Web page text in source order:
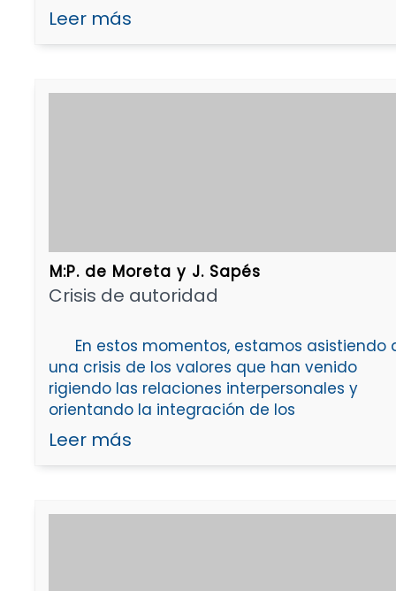
Leer más
M:P. de Moreta y J. Sapés
Crisis de autoridad
En estos momentos, estamos asistiendo
una crisis de los valores que han venido
rigiendo las relaciones interpersonales y
orientando la integración de los
Leer más